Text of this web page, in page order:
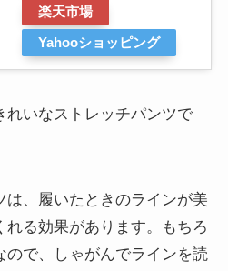
楽天市場
Yahooショッピング
れいなストレッチパンツで
は、履いたときのラインが美
れる効果があります。もちろ
ので、しゃがんでラインを読